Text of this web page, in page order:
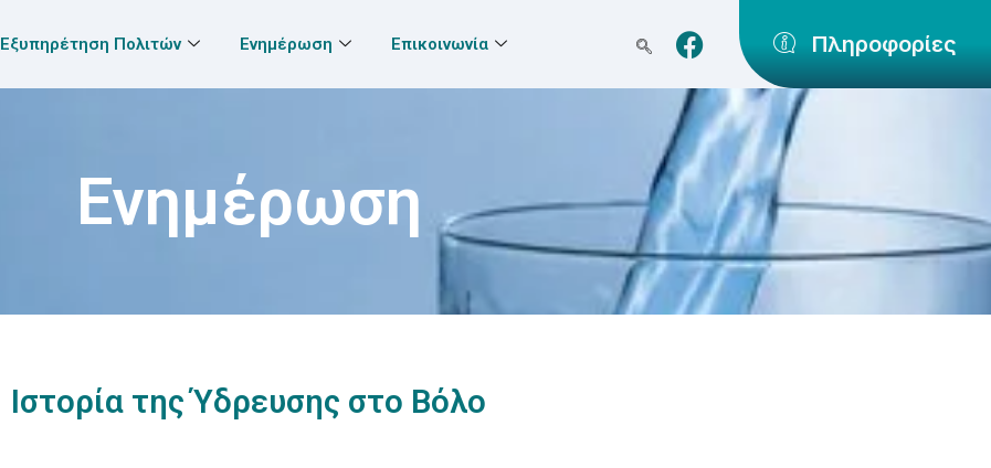
Εξυπηρέτηση Πολιτών Ενημέρωση Επικοινωνία Πληροφορίες
Ενημέρωση
Ιστορία της Ύδρευσης στο Βόλο